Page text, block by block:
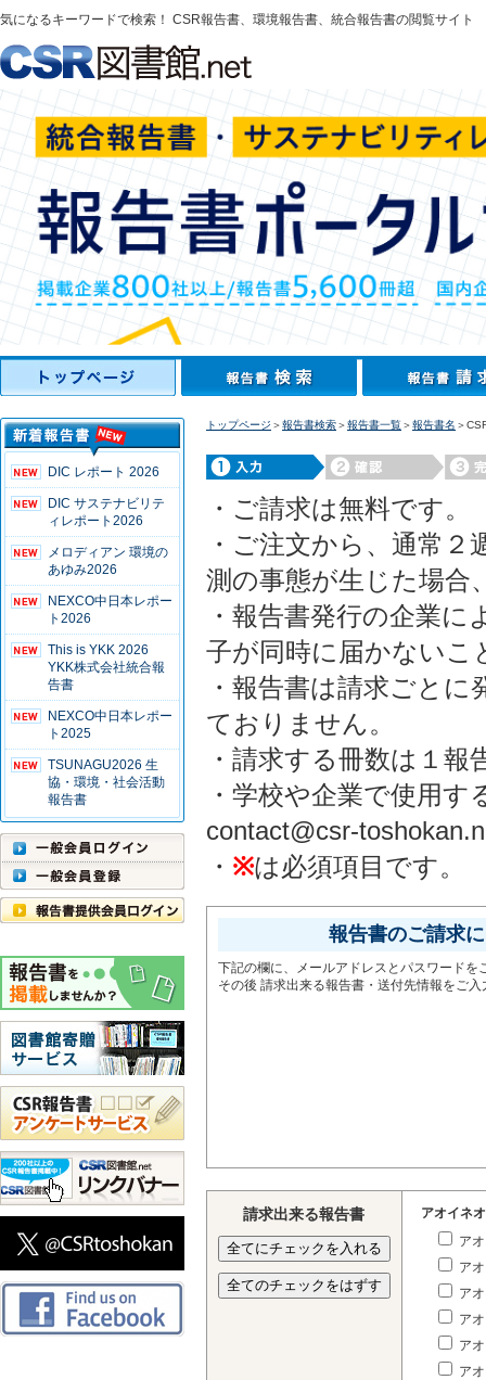
気になるキーワードで検索！ CSR報告書、環境報告書、統合報告書の閲覧サイト
DIC レポート 2026
DIC サステナビリテ
ィレポート2026
メロディアン 環境の
あゆみ2026
NEXCO中日本レポー
ト2026
This is YKK 2026
YKK株式会社統合報
告書
NEXCO中日本レポー
ト2025
TSUNAGU2026 生
協・環境・社会活動
報告書
トップページ ＞報告書検索＞報告書一覧＞報告書名 ＞
・ご請求は無料です。
・ご注文から、通常
測の事態が生じた場合
・報告書発行の企業
子が同時に届かないこ
・報告書は請求ごと
ておりません。
・請求する冊数は１
・学校や企業で使用
contact@csr-
・ ※は必須項目です。
報告書のご請求
下記の欄に、メールアドレスとパスワード
その後 請求出来る報告書・送付先情報をご
請求出来る報告書
アオイネ
ア
ア
ア
ア
ア
ア